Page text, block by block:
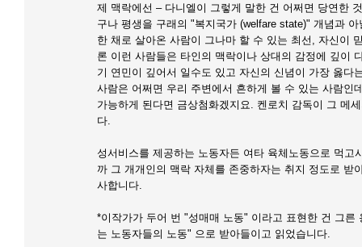
제 맥락에선 – 다니엘이 그렇게 말한 건 어쩌면 당연한
구나 평생을 구래의 "복지국가 (welfare state)" 개념과
한 채로 살아온 사람이 그나마 할 수 있는 최선, 자신이
론 이런 사람들은 타인의 맥락이나 상대의 감정에 깊이
기 연민이 깊어서 일수도 있고 자신의 신념이 가장 옳다
사람은 어쩌면 우리 주변에서 흔하게 볼 수 있는 사람인
가능하게 된다면 금상첨화겠지요. 켄로치 감독이 그 메
다.
성서비스를 제공하는 노동자든 여타 육체노동으로 먹고
까 그 개개인의 맥락 자체를 존중하자는 취지 정도로 받
사합니다.
*이작가가 두어 번 "성매매 노동" 이라고 표현한 건 그른
는 노동자들의 노동" 으로 받아들이고 읽었습니다.